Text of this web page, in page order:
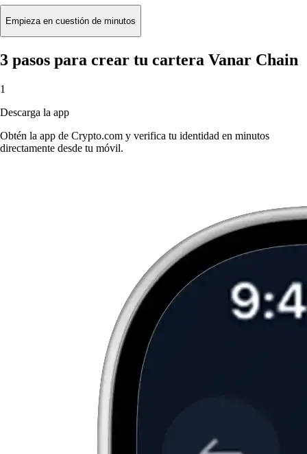
Empieza en cuestión de minutos
3 pasos para crear tu cartera Vanar Chain
1
Descarga la app
Obtén la app de Crypto.com y verifica tu identidad en minutos
directamente desde tu móvil.